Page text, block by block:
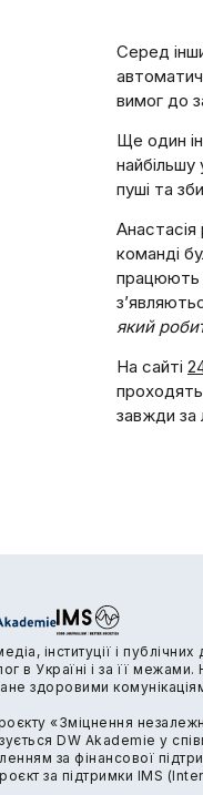
Серед
вимог до
Ще один
найбільшу
пуші та
команді
працюють
який
На сайті
проходять
завжди
інституції і публічних
в Україні і за її
здоровими
«Зміцнення
DW Akademie у
за фінансової
за підтримки IMS